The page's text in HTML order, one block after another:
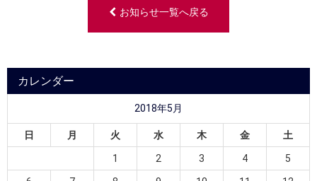
お知らせ一覧へ戻る
カレンダー
2018年5月
日 月 火 水 木 金 土
1 2 3 4 5